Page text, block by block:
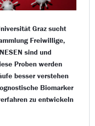
Graz sucht
Freiwillige,
sind und
Proben werden
besser verstehen
Biomarker
zu entwickeln